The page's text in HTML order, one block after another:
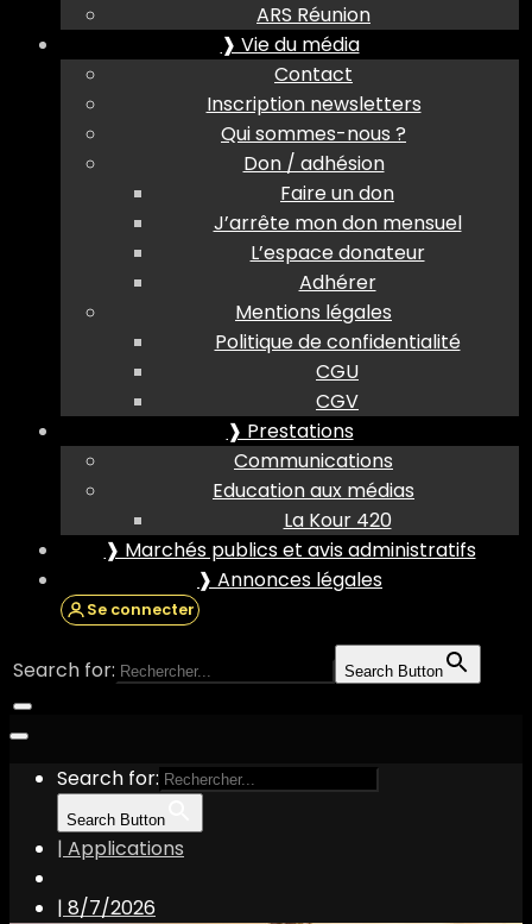
ARS Réunion
❱ Vie du média
Contact
Inscription newsletters
Qui sommes-nous ?
Don / adhésion
Faire un don
J’arrête mon don mensuel
L’espace donateur
Adhérer
Mentions légales
Politique de confidentialité
CGU
CGV
❱ Prestations
Communications
Education aux médias
La Kour 420
❱ Marchés publics et avis administratifs
❱ Annonces légales
Se connecter
Search for: Search Button
Search for:
Search Button
| Applications
| 8/7/2026